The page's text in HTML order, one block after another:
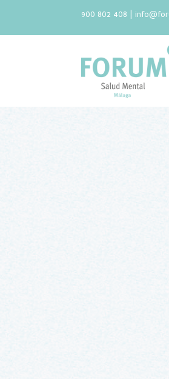
900 802 408 |